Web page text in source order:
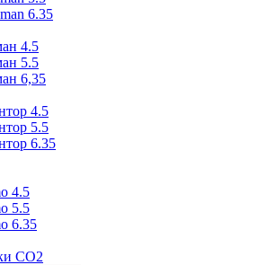
6.35
4.5
5.5
6,35
4.5
5.5
6.35
4.5
5.5
6.35
CO2